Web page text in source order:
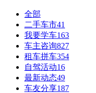
全部
二手车市41
我要学车163
车主咨询827
租车拼车354
自驾活动16
最新动态49
车友分享187